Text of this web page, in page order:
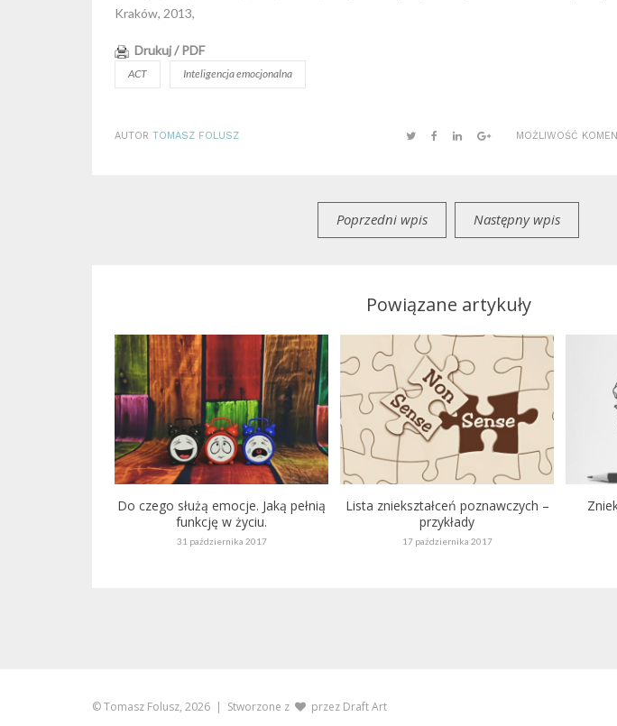
Kraków, 2013,
Drukuj / PDF
ACT Inteligencja emocjonalna
AUTOR TOMASZ FOLUSZ MOŻLIWOŚĆ
Poprzedni wpis Następny wpis
Powiązane artykuły
Do czego służą emocje. Jaką pełnią
funkcję w życiu.
31 października 2017
Lista zniekształceń poznawczych –
przykłady
17 października 2017
© Tomasz Folusz, 2026 | Stworzone z przez Draft Art